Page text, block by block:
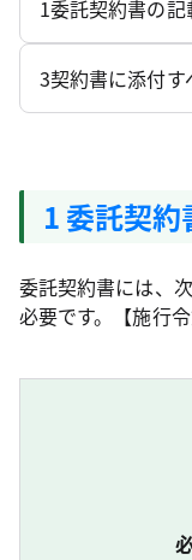
1委託契約書の記
3契約書に添付す
1 委託契
委託契約書には、
必要です。【施行